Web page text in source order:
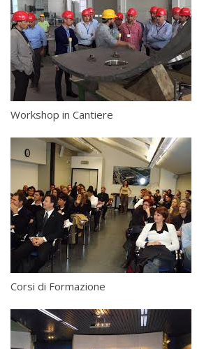
Workshop in Cantiere
Corsi di Formazione